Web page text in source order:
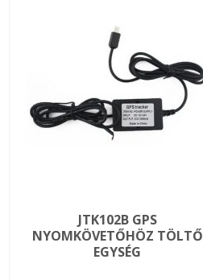
JTK102B GPS
NYOMKÖVETŐHÖZ TÖLTŐ
EGYSÉG